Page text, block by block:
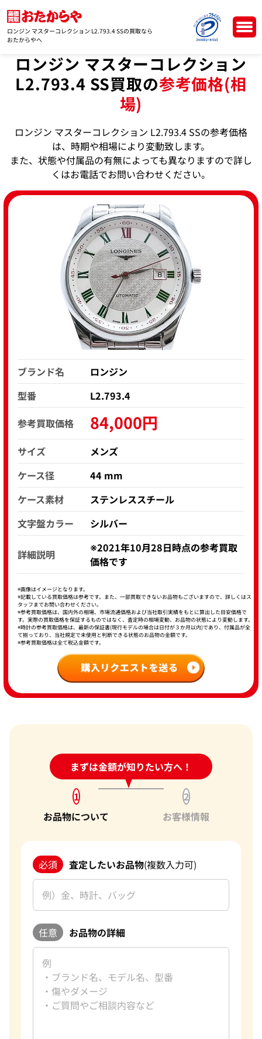
ロンジン マスターコレクション L2.793.4 SSの買取なら
おたからやへ
ロンジン マスターコレクション
L2.793.4 SS買取の参考価格(相
場)
ロンジン マスターコレクション L2.793.4 SSの参考価格
は、時期や相場により変動致します。
また、状態や付属品の有無によっても異なりますので詳し
くはお電話でお問い合わせください。
ブランド名
ロンジン
型番
L2.793.4
参考買取価格
84,000円
サイズ
メンズ
ケース径
44 mm
ケース素材
ステンレススチール
文字盤カラー
シルバー
詳細説明
※2021年10月28日時点の参考買取
価格です
※画像はイメージとなります。
※記載している買取価格は参考です。また、一部買取できないお品物もございますので、詳しくはス
タッフまでお問い合わせください。
※参考買取価格は、国内外の相場、市場流通価格および当社取引実績をもとに算出した目安価格で
す。実際の買取価格を保証するものではなく、査定時の相場変動、お品物の状態により変動します。
※時計の参考買取価格は、最新の保証書(現行モデルの場合は日付が３か月以内)であり、付属品が全
て揃っており、当社規定で未使用と判断できる状態のお品物の金額です。
※参考買取価格は全て税込金額です。
まずは金額が知りたい方へ！
24時間受付中!問い合わせフォーム
1
お品物について
2
お客様情報
必須 査定したいお品物(複数入力可)
任意 お品物の詳細